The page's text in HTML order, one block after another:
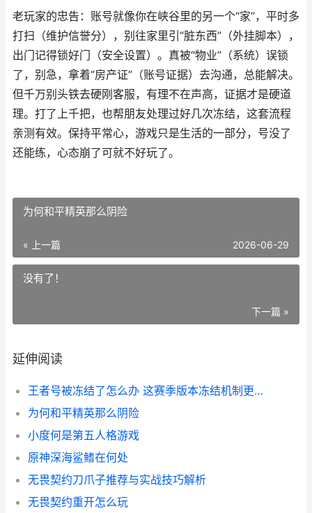
老玩家的忠告：账号就像你在峡谷里的另一个“家”，平时多
打扫（维护信誉分），别往家里引“脏东西”（外挂脚本），
出门记得锁好门（安全设置）。真被“物业”（系统）误锁
了，别急，拿着“房产证”（账号证据）去沟通，总能解决。
但千万别头铁去硬刚客服，有理不在声高，证据才是硬道
理。打了上千把，也帮朋友处理过好几次冻结，这套流程
亲测有效。保持平常心，游戏只是生活的一部分，号没了
还能练，心态崩了可就不好玩了。
为何和平精英那么阴险
« 上一篇 2026-06-29
没有了！
下一篇 »
延伸阅读
王者号被冻结了怎么办 这赛季版本冻结机制更新与解封全指南
为何和平精英那么阴险
小度何是第五人格游戏
原神深海鲨鳍在何处
无畏契约刀爪子推荐与实战技巧解析
无畏契约重开怎么玩